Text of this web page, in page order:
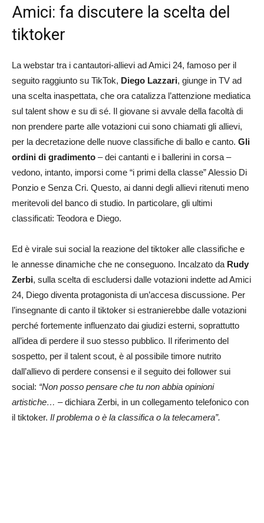
Amici: fa discutere la scelta del
tiktoker
La webstar tra i cantautori-allievi ad Amici 24, famoso per il
seguito raggiunto su TikTok, Diego Lazzari, giunge in TV ad
una scelta inaspettata, che ora catalizza l’attenzione mediatica
sul talent show e su di sé. Il giovane si avvale della facoltà di
non prendere parte alle votazioni cui sono chiamati gli allievi,
per la decretazione delle nuove classifiche di ballo e canto. Gli
ordini di gradimento – dei cantanti e i ballerini in corsa –
vedono, intanto, imporsi come “i primi della classe” Alessio Di
Ponzio e Senza Cri. Questo, ai danni degli allievi ritenuti meno
meritevoli del banco di studio. In particolare, gli ultimi
classificati: Teodora e Diego.
Ed è virale sui social la reazione del tiktoker alle classifiche e
le annesse dinamiche che ne conseguono. Incalzato da Rudy
Zerbi, sulla scelta di escludersi dalle votazioni indette ad Amici
24, Diego diventa protagonista di un’accesa discussione. Per
l’insegnante di canto il tiktoker si estranierebbe dalle votazioni
perché fortemente influenzato dai giudizi esterni, soprattutto
all’idea di perdere il suo stesso pubblico. Il riferimento del
sospetto, per il talent scout, è al possibile timore nutrito
dall’allievo di perdere consensi e il seguito dei follower sui
social: “Non posso pensare che tu non abbia opinioni
artistiche… – dichiara Zerbi, in un collegamento telefonico con
il tiktoker. Il problema o è la classifica o la telecamera”.